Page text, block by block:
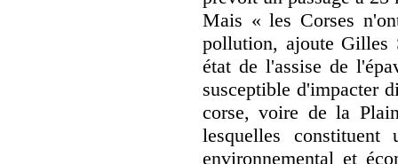
Mais « les Corses
pollution, ajoute Gilles
état de l'assise de
susceptible d'impacter
corse, voire de la
lesquelles constituent
environnemental et